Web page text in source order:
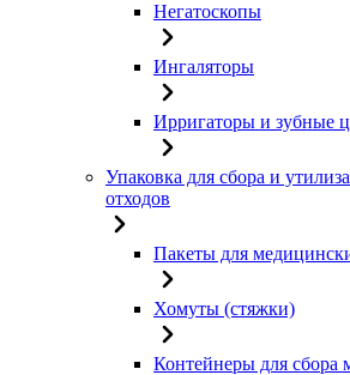
Негатоскопы
Ингаляторы
Ирригаторы и зубные
Упаковка для сбора и
отходов
Пакеты для
Хомуты (стяжки)
Контейнеры для сбора